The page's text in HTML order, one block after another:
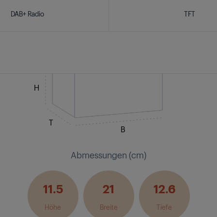
DAB+ Radio TFT
H
T
B
Abmessungen (cm)
11.5
Höhe
21
Breite
12.6
Tiefe